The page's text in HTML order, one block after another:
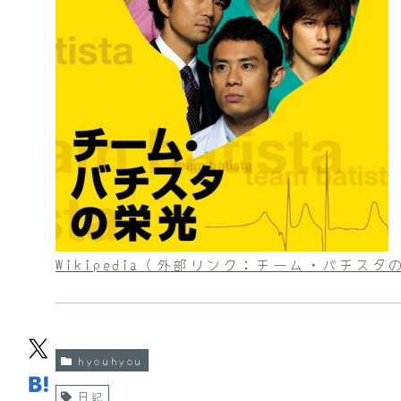
Wikipedia（外部リンク：チーム・バチスタ
hyouhyou
日記